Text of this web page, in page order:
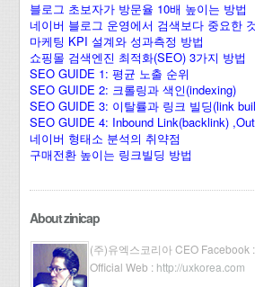
블로그 초보자가 방문율 10배 높이는 방법
네이버 블로그 운영에서 검색보다 중요한
마케팅 KPI 설계와 성과측정 방법
쇼핑몰 검색엔진 최적화(SEO) 3가지 방법
SEO GUIDE 1: 평균 노출 순위
SEO GUIDE 2: 크롤링과 색인(indexing)
SEO GUIDE 3: 이탈률과 링크 빌딩(link
SEO GUIDE 4: Inbound Link(backlink)
네이버 형태소 분석의 취약점
구매전환 높이는 링크빌딩 방법
About zinicap
(주)유엑스코리아 CEO Facebook :
Official Web : http://uxkorea.com